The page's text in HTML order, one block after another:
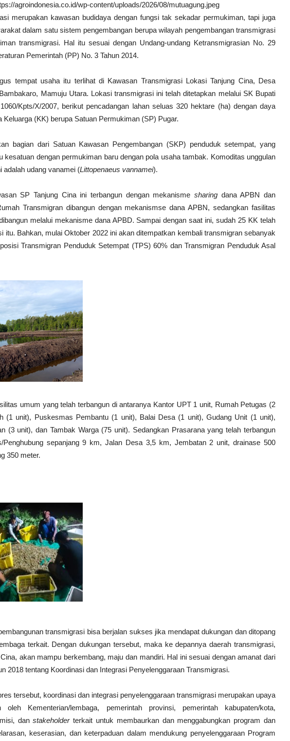
agroindonesia.co.id/wp-content/uploads/2026/08/mutuagung.jpeg
merupakan kawasan budidaya dengan fungsi tak sekadar permukiman, tapi juga
dalam satu sistem pengembangan berupa wilayah pengembangan transmigrasi
transmigrasi. Hal itu sesuai dengan Undang-undang Ketransmigrasian No. 29
Pemerintah (PP) No. 3 Tahun 2014.
tempat usaha itu terlihat di Kawasan Transmigrasi Lokasi Tanjung Cina, Desa
Mamuju Utara. Lokasi transmigrasi ini telah ditetapkan melalui SK Bupati
Kpts/X/2007, berikut pencadangan lahan seluas 320 hektare (ha) dengan daya
Keluarga (KK) berupa Satuan Permukiman (SP) Pugar.
bagian dari Satuan Kawasan Pengembangan (SKP) penduduk setempat, yang
kesatuan dengan permukiman baru dengan pola usaha tambak. Komoditas unggulan
adalah udang vanamei (Littopenaeus vannamei).
SP Tanjung Cina ini terbangun dengan mekanisme sharing dana APBN dan
Transmigran dibangun dengan mekanismse dana APBN, sedangkan fasilitas
melalui mekanisme dana APBD. Sampai dengan saat ini, sudah 25 KK telah
itu. Bahkan, mulai Oktober 2022 ini akan ditempatkan kembali transmigran sebanyak
Transmigran Penduduk Setempat (TPS) 60% dan Transmigran Penduduk Asal
umum yang telah terbangun di antaranya Kantor UPT 1 unit, Rumah Petugas (2
(1 unit), Puskesmas Pembantu (1 unit), Balai Desa (1 unit), Gudang Unit (1 unit),
(3 unit), dan Tambak Warga (75 unit). Sedangkan Prasarana yang telah terbangun
Penghubung sepanjang 9 km, Jalan Desa 3,5 km, Jembatan 2 unit, drainase 500
350 meter.
transmigrasi bisa berjalan sukses jika mendapat dukungan dan ditopang
terkait. Dengan dukungan tersebut, maka ke depannya daerah transmigrasi,
akan mampu berkembang, maju dan mandiri. Hal ini sesuai dengan amanat dari
2018 tentang Koordinasi dan Integrasi Penyelenggaraan Transmigrasi.
tersebut, koordinasi dan integrasi penyelenggaraan transmigrasi merupakan upaya
oleh Kementerian/lembaga, pemerintah provinsi, pemerintah kabupaten/kota,
danstakeholderterkait untuk membaurkan dan menggabungkan program dan
keserasian, dan keterpaduan dalam mendukung penyelenggaraan Program